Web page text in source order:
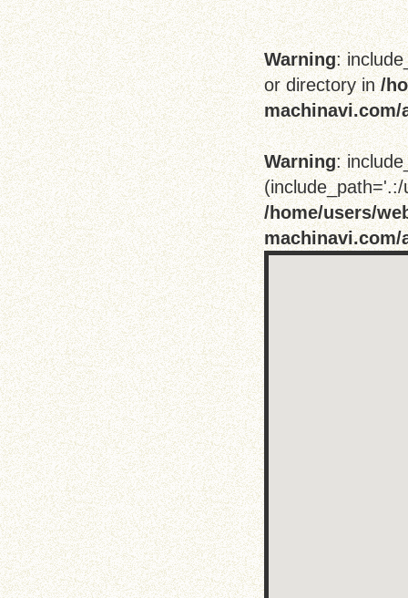
Warning:
or directory in/
machinavi.com/
Warning:
/home/users/
machinavi.com/